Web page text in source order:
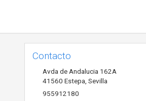
Contacto
Avda de Andalucia 162A
41560 Estepa Sevilla
955912180